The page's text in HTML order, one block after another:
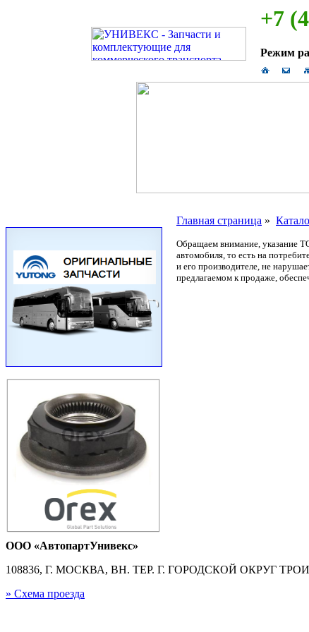
+7
Режим
Главная страница »
Обращаем внимание, указание
автомобиля, то есть на
и его производителе, не
предлагаемом к продаже,
ООО «АвтопартУнивекс»
108836, Г. МОСКВА, ВН. ТЕР. Г. ГОРОДСКОЙ ОКРУГ
» Схема проезда